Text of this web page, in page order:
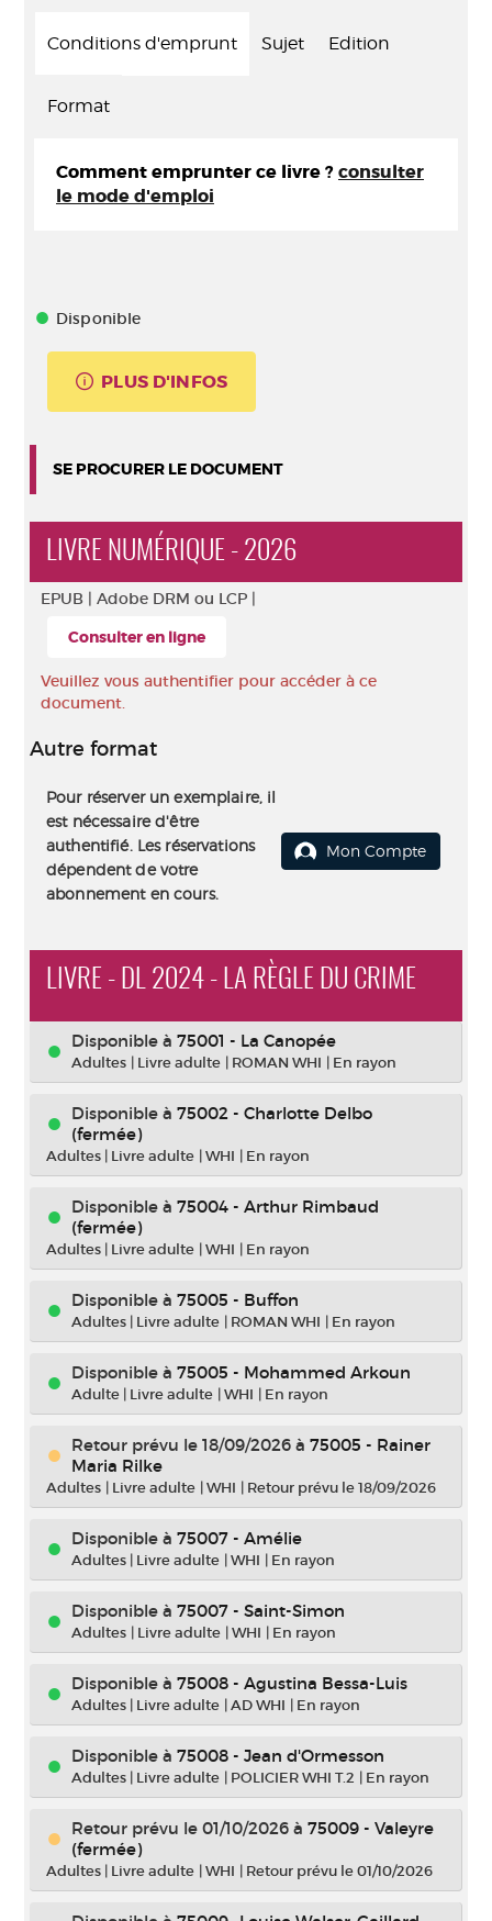
Conditions d'emprunt Sujet Edition
Format
Comment emprunter ce livre ? consulter
le mode d'emploi
Disponible
PLUS D'INFOS
SE PROCURER LE DOCUMENT
LIVRE NUMÉRIQUE - 2026
EPUB | Adobe DRM ou LCP |
Consulter en ligne
Veuillez vous authentifier pour accéder à ce
document.
Autre format
Pour réserver un exemplaire, il
est nécessaire d'être
authentifié. Les réservations
dépendent de votre
abonnement en cours.
Mon Compte
LIVRE - DL 2024 - LA RÈGLE DU CRIME
Disponible à 75001 - La Canopée
Adultes | Livre adulte | ROMAN WHI | En rayon
Disponible à 75002 - Charlotte Delbo
(fermée)
Adultes | Livre adulte |WHI | En rayon
Disponible à 75004 - Arthur Rimbaud
(fermée)
Adultes | Livre adulte |WHI | En rayon
Disponible à 75005 - Buffon
Adultes | Livre adulte | ROMAN WHI | En rayon
Disponible à 75005 - Mohammed Arkoun
Adulte | Livre adulte |WHI | En rayon
Retour prévu le 18/09/2026 à 75005 - Rainer
Maria Rilke
Adultes | Livre adulte |WHI | Retour prévu le 18/09/2026
Disponible à 75007 - Amélie
Adultes | Livre adulte |WHI | En rayon
Disponible à 75007 - Saint-Simon
Adultes | Livre adulte |WHI | En rayon
Disponible à 75008 - Agustina Bessa-Luis
Adultes | Livre adulte |AD WHI | En rayon
Disponible à 75008 - Jean d'Ormesson
Adultes | Livre adulte | POLICIER WHI T.2 | En rayon
Retour prévu le 01/10/2026 à 75009 - Valeyre
(fermée)
Adultes | Livre adulte |WHI | Retour prévu le 01/10/2026